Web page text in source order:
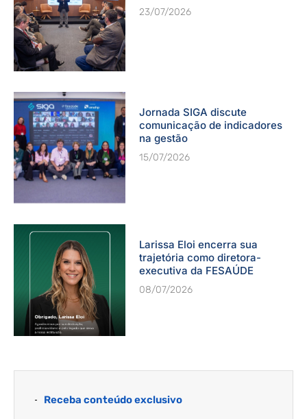
23/07/2026
Jornada SIGA discute
comunicação de indicadores
na gestão
15/07/2026
Larissa Eloi encerra sua
trajetória como diretora-
executiva da FESAÚDE
08/07/2026
Receba conteúdo exclusivo